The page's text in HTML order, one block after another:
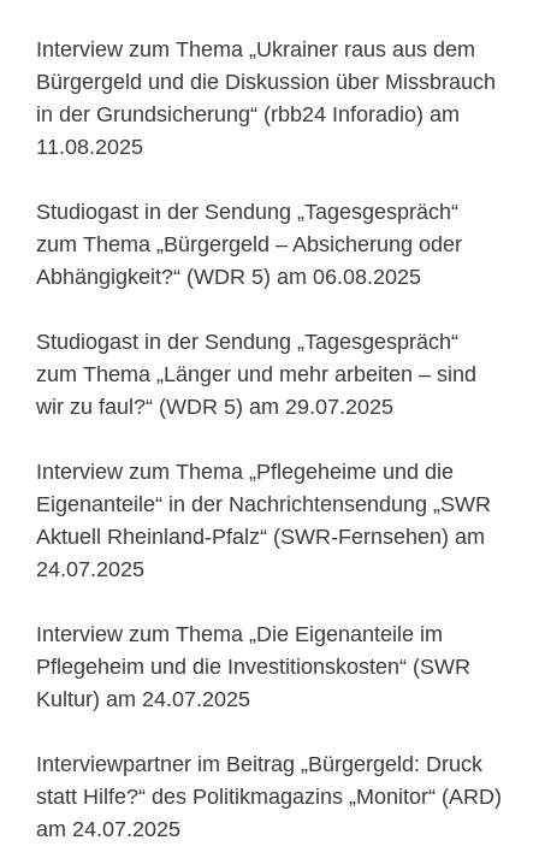
Interview zum Thema „Ukrainer raus aus dem
Bürgergeld und die Diskussion über Missbrauch
in der Grundsicherung“ (rbb24 Inforadio) am
11.08.2025
Studiogast in der Sendung „Tagesgespräch“
zum Thema „Bürgergeld – Absicherung oder
Abhängigkeit?“ (WDR 5) am 06.08.2025
Studiogast in der Sendung „Tagesgespräch“
zum Thema „Länger und mehr arbeiten – sind
wir zu faul?“ (WDR 5) am 29.07.2025
Interview zum Thema „Pflegeheime und die
Eigenanteile“ in der Nachrichtensendung „SWR
Aktuell Rheinland-Pfalz“ (SWR-Fernsehen) am
24.07.2025
Interview zum Thema „Die Eigenanteile im
Pflegeheim und die Investitionskosten“ (SWR
Kultur) am 24.07.2025
Interviewpartner im Beitrag „Bürgergeld: Druck
statt Hilfe?“ des Politikmagazins „Monitor“ (ARD)
am 24.07.2025